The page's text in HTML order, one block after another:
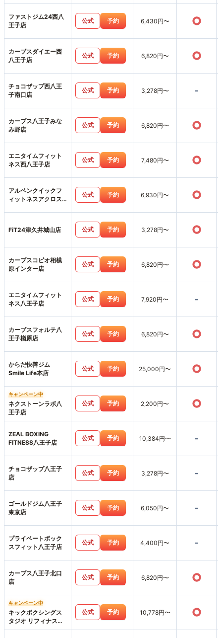
ファストジム24西八
王子店
公式 予約 6,430円〜 ○
カーブスダイエー西
八王子店
公式 予約 6,820円〜 ○
チョコザップ西八王
子南口店
公式 予約 3,278円〜 -
カーブス八王子みな
み野店
公式 予約 6,820円〜 ○
エニタイムフィット
ネス西八王子店
公式 予約 7,480円〜 ○
アルペンクイックフ
ィットネスアクロス
公式 予約 6,930円〜 ○
FiT24津久井城山店 公式 予約 3,278円〜 ○
カーブスコピオ相模
原インター店
公式 予約 6,820円〜 ○
エニタイムフィット
ネス八王子店
公式 予約 7,920円〜 -
カーブスフォルテ八
王子楢原店
公式 予約 6,820円〜 ○
からだ快善ジム
Smile Life本店
公式 予約 25,000円〜 ○
キャンペーン中
ネクストーンラボ八
王子店
公式 予約 2,200円〜 ○
ZEAL BOXING
FITNESS八王子店
公式 予約 10,384円〜 -
チョコザップ八王子
店
公式 予約 3,278円〜 -
ゴールドジム八王子
東京店
公式 予約 6,050円〜 -
プライベートボック
スフィット八王子店
公式 予約 4,400円〜 -
カーブス八王子北口
店
公式 予約 6,820円〜 ○
キャンペーン中
キックボクシングス
タジオ リフィナス八
王子店
公式 予約 10,778円〜 ○